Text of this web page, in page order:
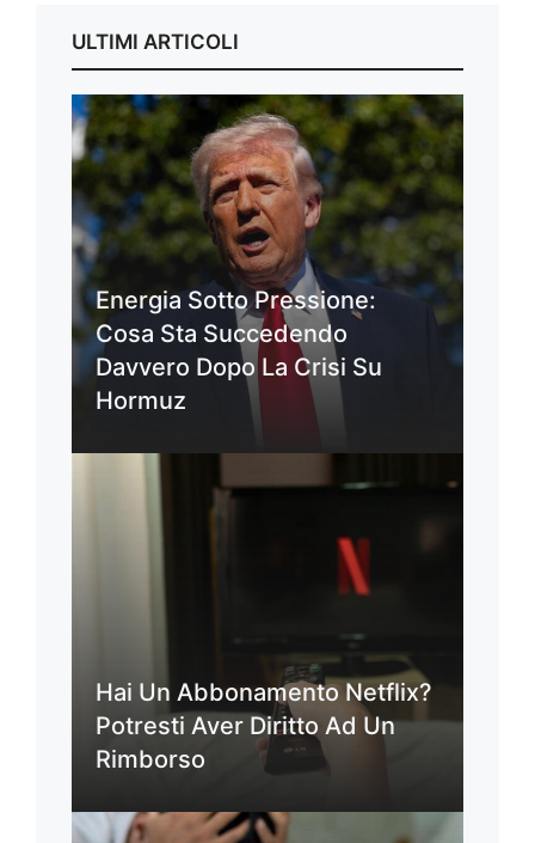
ULTIMI ARTICOLI
Energia Sotto Pressione:
Cosa Sta Succedendo
Davvero Dopo La Crisi Su
Hormuz
Hai Un Abbonamento Netflix?
Potresti Aver Diritto Ad Un
Rimborso